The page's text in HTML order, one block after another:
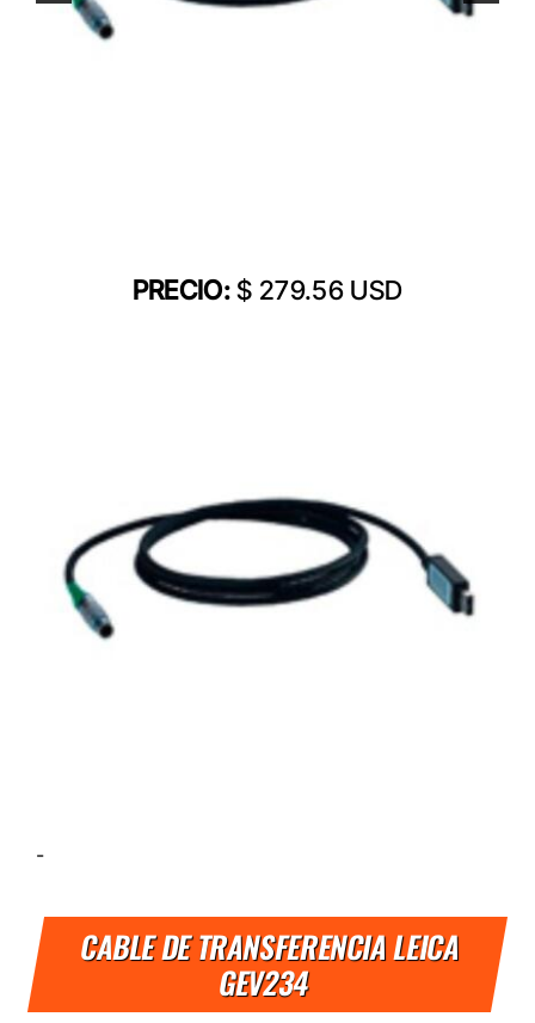
PRECIO:$ 279.56 USD
-
CABLE DE TRANSFERENCIA LEICA
GEV234